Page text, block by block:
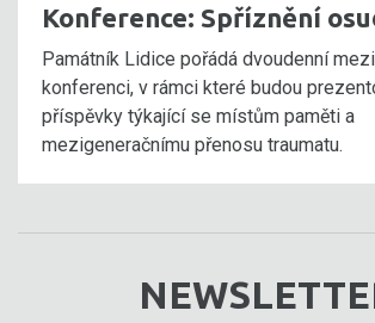
Konference: Spříznění
Památník Lidice pořádá dvoudenní
konferenci, v rámci které budou
příspěvky týkající se místům paměti a
mezigeneračnímu přenosu traumatu.